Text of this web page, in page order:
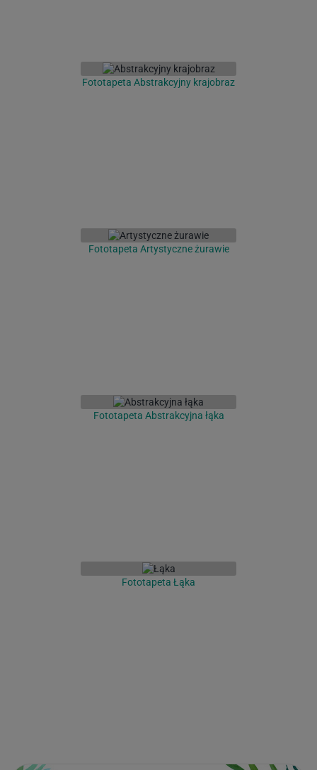
Fototapeta Abstrakcyjny krajobraz
Fototapeta Artystyczne żurawie
Fototapeta Abstrakcyjna łąka
Fototapeta Łąka